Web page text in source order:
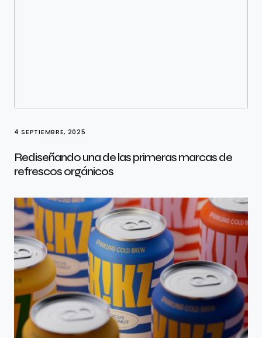
4 SEPTIEMBRE, 2025
Rediseñando una de las primeras marcas de
refrescos orgánicos